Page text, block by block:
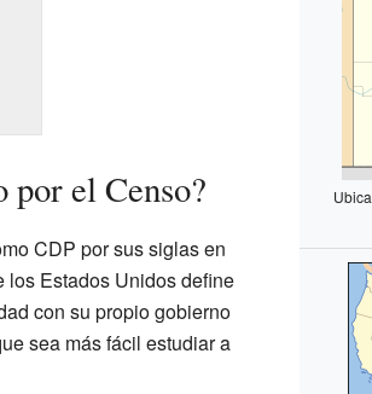
por el Censo?
CDP por sus siglas en
los Estados Unidos define
con su propio gobierno
sea más fácil estudiar a